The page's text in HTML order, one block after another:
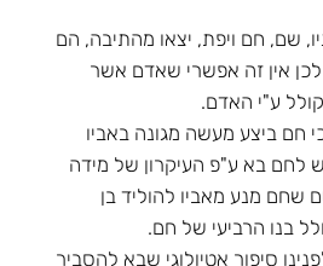
שם, חם ויפת, יצאו מהתיבה, הם
לכן אין זה אפשרי שאדם אשר
ע"י האדם.
חם ביצע מעשה מגונה באביו
לחם בא ע"פ העיקרון של מידה
שחם מנע מאביו להוליד בן
בנו הרביעי של חם.
סיפור אטיולוגי שבא להסביר